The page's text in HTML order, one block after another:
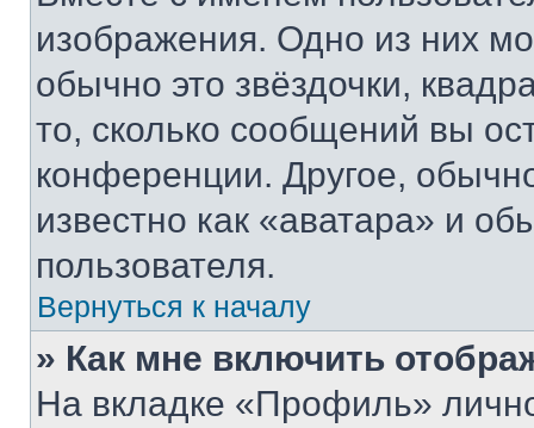
изображения. Одно из них
обычно это звёздочки,
то, сколько сообщений вы
конференции. Другое,
известно как «аватара» и
пользователя.
Вернуться к началу
» Как мне включить
На вкладке «Профиль»